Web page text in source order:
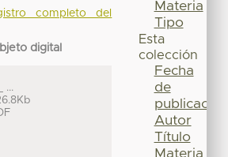
completo del
digital
...
Materia
Tipo
Esta
colección
Fecha
de
publicación
Autor
Título
Materia